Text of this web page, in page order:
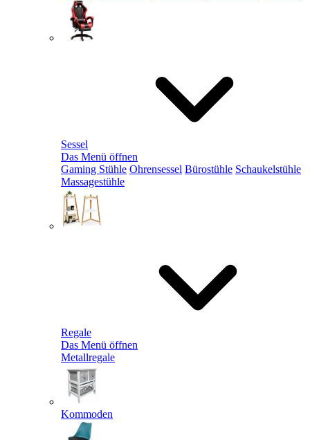
Sessel
Das Menü öffnen
Gaming Stühle Ohrensessel Bürostühle Schaukelstühle
Massagestühle
Regale
Das Menü öffnen
Metallregale
Kommoden